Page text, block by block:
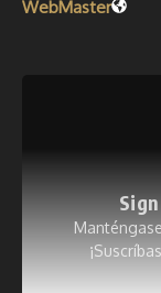
WebMaster